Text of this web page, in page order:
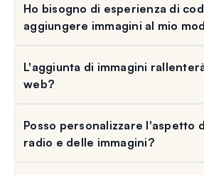
Ho bisogno di esperienza di
aggiungere immagini al mio
L'aggiunta di immagini
web?
Posso personalizzare l'aspetto
radio e delle immagini?